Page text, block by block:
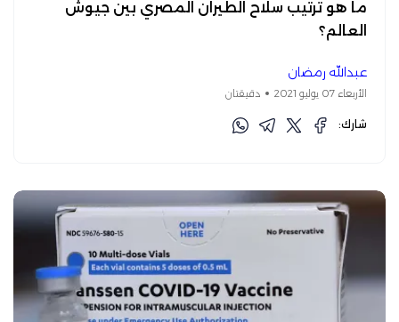
ما هو ترتيب سلاح الطيران المصري بين جيوش
العالم؟
عبدالله رمضان
الأربعاء 07 يوليو 2021 دقيقتان
شارك: